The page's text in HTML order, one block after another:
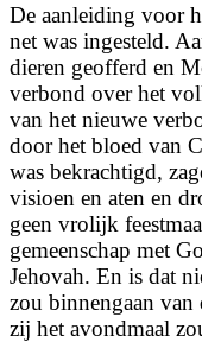
De aanleiding voor
net was ingesteld.
dieren geofferd en
verbond over het
van het nieuwe
door het bloed van
was bekrachtigd,
visioen en aten en
geen vrolijk
gemeenschap met
Jehovah. En is dat
zou binnengaan van
zij het avondmaal